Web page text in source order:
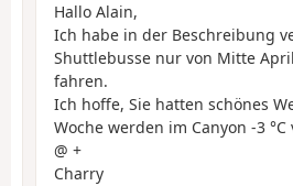
Hallo Alain,
Ich habe in der Beschreibung
Shuttlebusse nur von Mitte
fahren.
Ich hoffe, Sie hatten schönes
Woche werden im Canyon -3
@ +
Charry